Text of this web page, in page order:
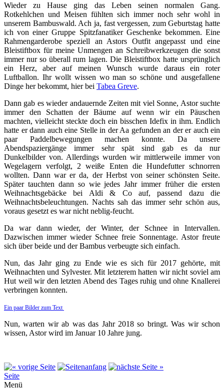
Wieder zu Hause ging das Leben seinen normalen Gang.
Rotkehlchen und Meisen fühlten sich immer noch sehr wohl in
unserem Bambuswald. Ach ja, fast vergessen, zum Geburtstag hatte
ich von einer Gruppe Spitzfanatiker Geschenke bekommen. Eine
Rahmengarderobe speziell an Astors Outfit angepasst und eine
Bleistiftbox für meine Unmengen an Schreibwerkzeugen die sonst
immer nur so überall rum lagen. Die Bleistiftbox hatte ursprünglich
ein Herz, aber auf meinen Wunsch wurde daraus ein roter
Luftballon. Ihr wollt wissen wo man so schöne und ausgefallene
Dinge her bekommt, hier bei Tabea Greve.
Dann gab es wieder andauernde Zeiten mit viel Sonne, Astor suchte
immer den Schatten der Bäume auf wenn wir ein Päuschen
machten, vielleicht steckte doch ein bisschen Idefix in ihm. Endlich
hatte er dann auch eine Stelle in der Aa gefunden an der er auch ein
paar Paddelbewegungen machen konnte. Da unsere
Abendspaziergänge immer sehr spät sind gab es da nur
Dunkelbilder von. Allerdings wurden wir mittlerweile immer von
Wegelagern verfolgt, 2 weiße Enten die Hundefutter schnorren
wollten. Dann war er da, der Herbst von seiner schönsten Seite.
Später tauchten dann so wie jedes Jahr immer früher die ersten
Weihnachtsgebäcke bei Aldi & Co auf, passend dazu die
Weihnachtsbeleuchtungen. Nachts sah das immer sehr schön aus,
voraus gesetzt es war nicht neblig-feucht.
Da war dann wieder, der Winter, der Schnee in Intervallen.
Dazwischen immer wieder Schnee freie Sonnentage. Astor freute
sich über beide und der Bambus verbeugte sich einfach.
Nun, das Jahr ging zu Ende wie es sich für 2017 gehörte, mit
Weihnachten und Sylvester. Mit letzterem hatten wir nicht soviel am
Hut weil wir den letzten Abend des Tages ruhig und ohne Knallerei
verbringen konnten.
Ein paar Bilder zum Text
Nun, warten wir ab was das Jahr 2018 so bringt. Was wir schon
wissen, Astor wird im Januar 10 Jahre jung.
Seite
Menü